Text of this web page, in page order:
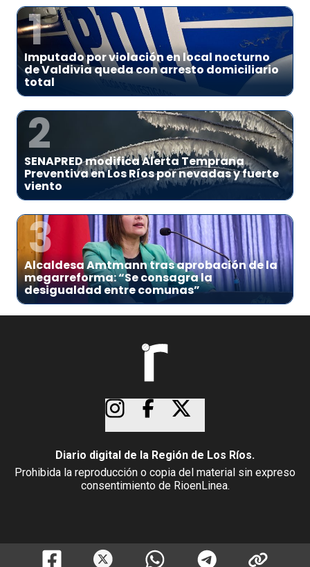
1
Imputado por violación en local nocturno
de Valdivia queda con arresto domiciliario
total
2
SENAPRED modifica Alerta Temprana
Preventiva en Los Ríos por nevadas y fuerte
viento
3
Alcaldesa Amtmann tras aprobación de la
megarreforma: “Se consagra la
desigualdad entre comunas”
Diario digital de la Región de Los Ríos.
Prohibida la reproducción o copia del material sin expreso
consentimiento de RioenLinea.